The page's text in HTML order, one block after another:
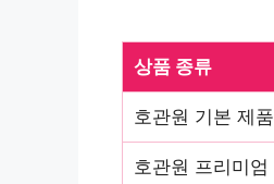
상품 종류
호관원 기본 제품
호관원 프리미엄